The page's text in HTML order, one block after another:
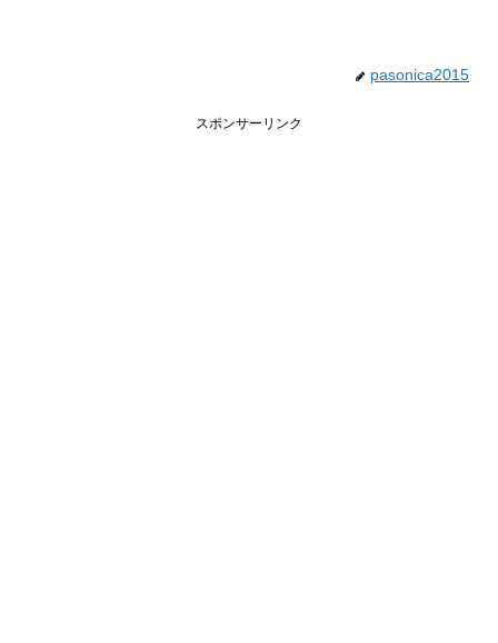
pasonica2015
スポンサーリンク